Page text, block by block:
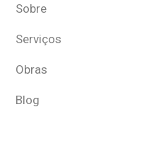
Sobre
Serviços
Obras
Blog